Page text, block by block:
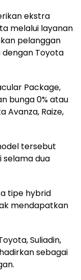
ekstra
melalui layanan
pelanggan
Toyota
Package,
bunga 0% atau
Avanza, Raize,
tersebut
selama dua
tipe hybrid
mendapatkan
Suliadin,
sebagai